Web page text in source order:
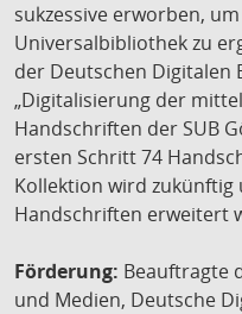
sukzessive erworben,
Universalbibliothek zu
der Deutschen Digitalen
„Digitalisierung der
Handschriften der SUB
ersten Schritt 74
Kollektion wird
Handschriften erweitert
Förderung: Beauftragte
und Medien, Deutsche